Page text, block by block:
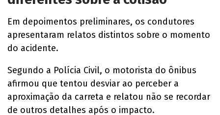
Em depoimentos preliminares, os condutores
apresentaram relatos distintos sobre o momento
do acidente.
Segundo a Polícia Civil, o motorista do ônibus
afirmou que tentou desviar ao perceber a
aproximação da carreta e relatou não se recordar
de outros detalhes após o impacto.